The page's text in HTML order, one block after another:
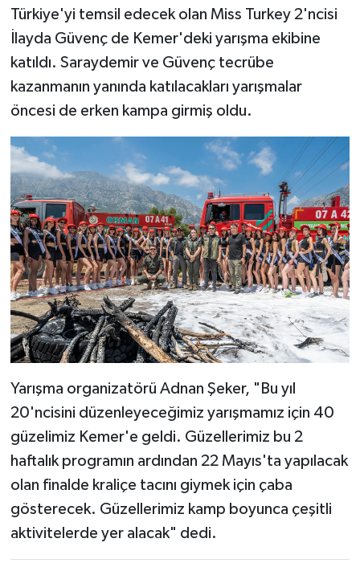
Türkiye'yi temsil edecek olan Miss Turkey 2'ncisi
İlayda Güvenç de Kemer'deki yarışma ekibine
katıldı. Saraydemir ve Güvenç tecrübe
kazanmanın yanında katılacakları yarışmalar
öncesi de erken kampa girmiş oldu.
Yarışma organizatörü Adnan Şeker, "Bu yıl
20'ncisini düzenleyeceğimiz yarışmamız için 40
güzelimiz Kemer'e geldi. Güzellerimiz bu 2
haftalık programın ardından 22 Mayıs'ta yapılacak
olan finalde kraliçe tacını giymek için çaba
gösterecek. Güzellerimiz kamp boyunca çeşitli
aktivitelerde yer alacak" dedi.